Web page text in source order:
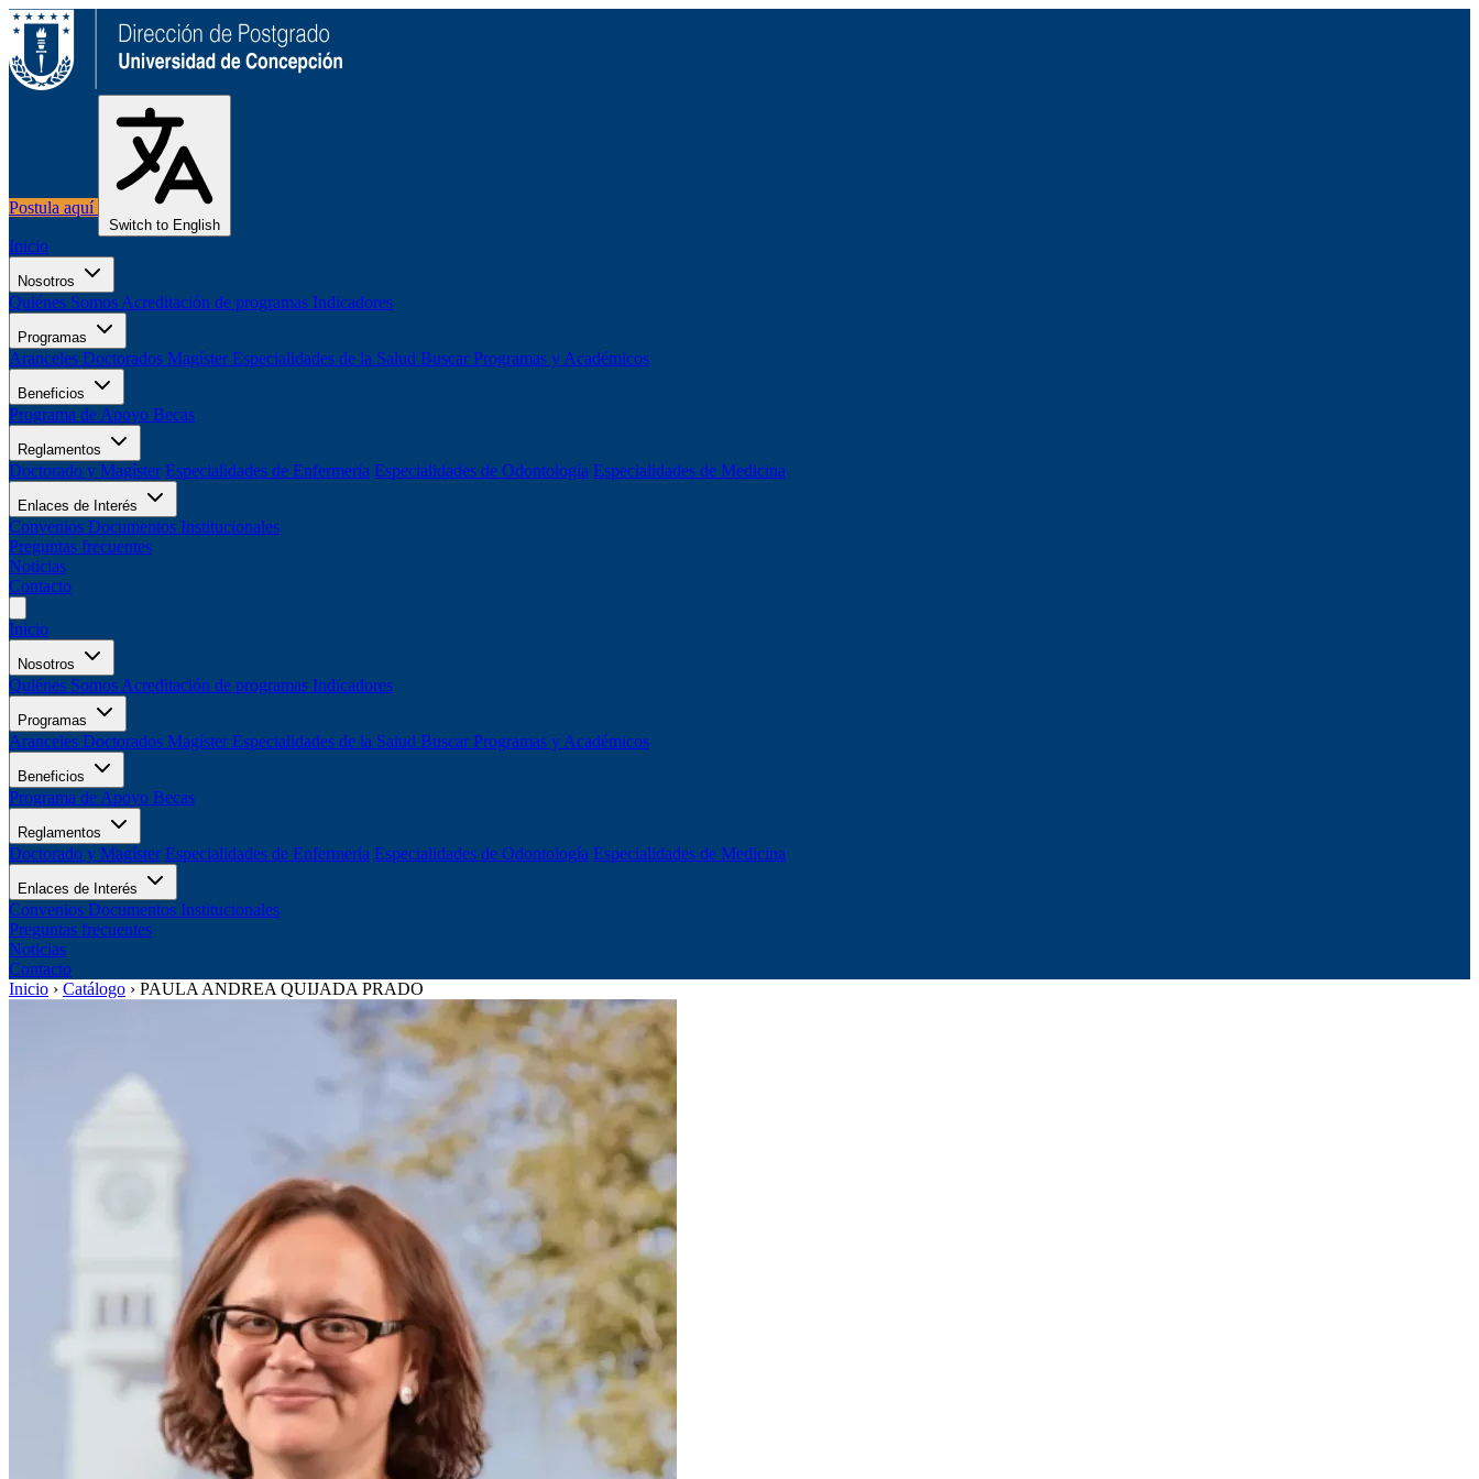
Postula aquí
Switch to English
Inicio
Nosotros
Quiénes Somos Acreditación de programas Indicadores
Programas
Aranceles Doctorados Magíster Especialidades de la Salud Buscar Programas y Académicos
Beneficios
Programa de Apoyo Becas
Reglamentos
Doctorado y Magíster Especialidades de Enfermería Especialidades de Odontología Especialidades de Medicina
Enlaces de Interés
Convenios Documentos Institucionales
Preguntas frecuentes
Noticias
Contacto
Inicio
Nosotros
Quiénes Somos Acreditación de programas Indicadores
Programas
Aranceles Doctorados Magíster Especialidades de la Salud Buscar Programas y Académicos
Beneficios
Programa de Apoyo Becas
Reglamentos
Doctorado y Magíster Especialidades de Enfermería Especialidades de Odontología Especialidades de Medicina
Enlaces de Interés
Convenios Documentos Institucionales
Preguntas frecuentes
Noticias
Contacto
Inicio › Catálogo › PAULA ANDREA QUIJADA PRADO